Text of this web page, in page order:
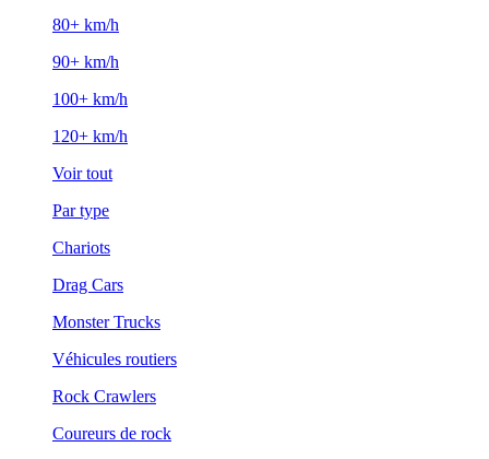
80+ km/h
90+ km/h
100+ km/h
120+ km/h
Voir tout
Par type
Chariots
Drag Cars
Monster Trucks
Véhicules routiers
Rock Crawlers
Coureurs de rock